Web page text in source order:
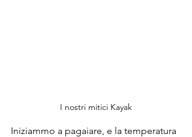
I nostri mitici Kayak
Iniziammo a pagaiare, e la temperatura